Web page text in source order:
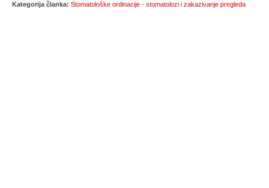
Kategorija članka: Stomatološke ordinacije - stomatolozi i zakazivanje pregleda